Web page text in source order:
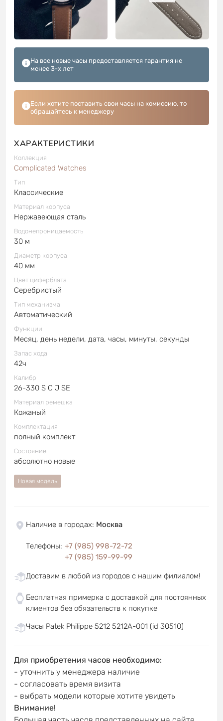
На все новые часы предоставляется гарантия не
менее 3-х лет
Если хотите поставить свои часы на комиссию, то
обращайтесь к менеджеру
ХАРАКТЕРИСТИКИ
Коллекция
Complicated Watches
Тип
Классические
Материал корпуса
Нержавеющая сталь
Водонепроницаемость
30 м
Диаметр корпуса
40 мм
Цвет циферблата
Серебристый
Тип механизма
Автоматический
Функции
Месяц, день недели, дата, часы, минуты, секунды
Запас хода
42ч
Калибр
26-330 S C J SE
Материал ремешка
Кожаный
Комплектация
полный комплект
Состояние
абсолютно новые
Новая модель
Наличие в городах: Москва
Телефоны: +7 (985) 998-72-72
+7 (985) 159-99-99
Доставим в любой из городов с нашим филиалом!
Бесплатная примерка с доставкой для постоянных
клиентов без обязательств к покупке
Часы Patek Philippe 5212 5212A-001 (id 30510)
Для приобретения часов необходимо:
- уточнить у менеджера наличие
- согласовать время визита
- выбрать модели которые хотите увидеть
Внимание!